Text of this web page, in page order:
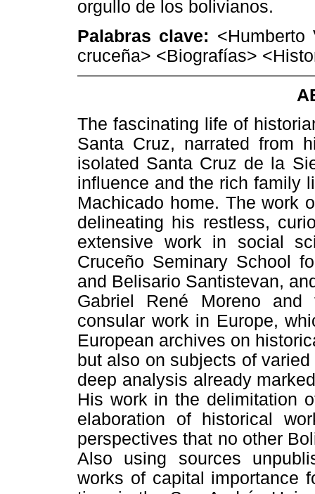
orgullo de los bolivianos.
Palabras clave: <Humberto
cruceña> <Biografías>
The fascinating life of
Santa Cruz, narrated from
isolated Santa Cruz de la
influence and the rich family
Machicado home. The work
delineating his restless,
extensive work in social
Cruceño Seminary School
and Belisario Santistevan,
Gabriel René Moreno
consular work in Europe,
European archives on
but also on subjects of
deep analysis already
His work in the delimitation
elaboration of historical
perspectives that no other
Also using sources
works of capital importance